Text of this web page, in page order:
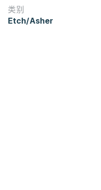
类别
Etch/Asher